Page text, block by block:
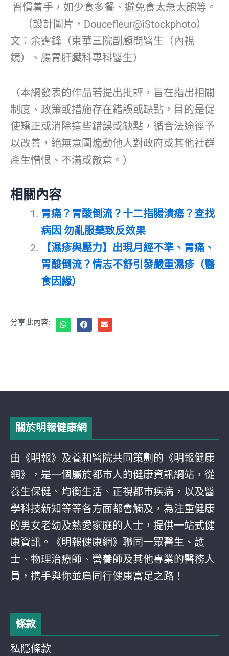
習慣着手，如少食多餐、避免食太急太飽等。
（設計圖片，Doucefleur@iStockphoto）
文：余霆鋒（東華三院副顧問醫生（內視
鏡）、腸胃肝臟科專科醫生）
（本網發表的作品若提出批評，旨在指出相關
制度、政策或措施存在錯誤或缺點，目的是促
使矯正或消除這些錯誤或缺點，循合法途徑予
以改善，絕無意圖煽動他人對政府或其他社群
產生憎恨、不滿或敵意。）
相關內容
胃痛？胃酸倒流？十二指腸潰瘍？查找
病因 勿亂服藥致反效果
【濕疹與壓力】出現月經不準、胃痛、
胃酸倒流？情志不舒引發嚴重濕疹（醫
食因緣）
分享此內容:
關於明報健康網
由《明報》及養和醫院共同策劃的《明報健康
網》，是一個屬於都巿人的健康資訊網站，從
養生保健、均衡生活、正視都巿疾病，以及醫
學科技新知等等各方面都會觸及，為注重健康
的男女老幼及熱愛家庭的人士，提供一站式健
康資訊。《明報健康網》聯同一眾醫生、護
士、物理治療師、營養師及其他專業的醫務人
員，携手與你並肩同行健康富足之路！
條款
私隱條款